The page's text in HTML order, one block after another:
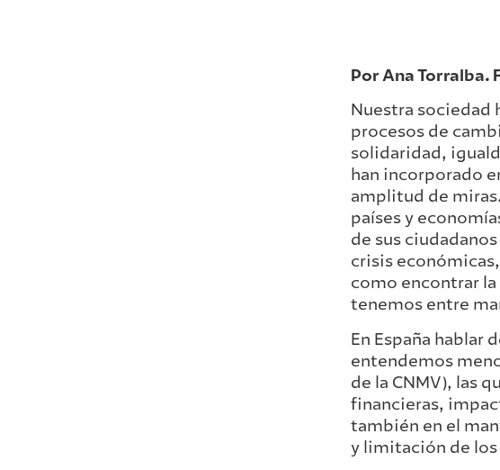
Por Ana Torralba.
Nuestra sociedad
procesos de
solidaridad,
han incorporado
amplitud de
países y
de sus
crisis
como encontrar
tenemos entre
En España hablar
entendemos
de la CNMV), las
financieras,
también en el
y limitación de